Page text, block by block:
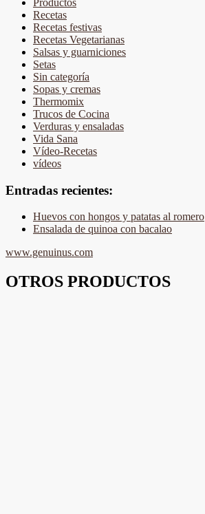
Productos
Recetas
Recetas festivas
Recetas Vegetarianas
Salsas y guarniciones
Setas
Sin categoría
Sopas y cremas
Thermomix
Trucos de Cocina
Verduras y ensaladas
Vida Sana
Vídeo-Recetas
vídeos
Entradas recientes:
Huevos con hongos y patatas al romero
Ensalada de quinoa con bacalao
www.genuinus.com
OTROS PRODUCTOS